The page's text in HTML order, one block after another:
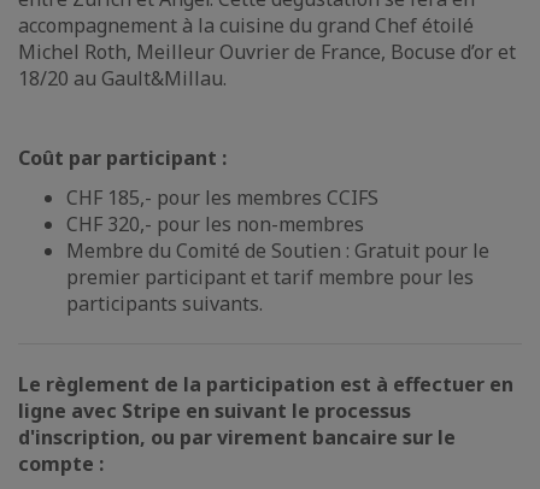
accompagnement à la cuisine du grand Chef étoilé
Michel Roth, Meilleur Ouvrier de France, Bocuse d’or et
18/20 au Gault&Millau.
Coût par participant :
CHF 185,- pour les membres CCIFS
CHF 320,- pour les non-membres
Membre du Comité de Soutien : Gratuit pour le
premier participant et tarif membre pour les
participants suivants.
Le règlement de la participation est à effectuer en
ligne avec Stripe en suivant le processus
d'inscription, ou par virement bancaire sur le
compte :